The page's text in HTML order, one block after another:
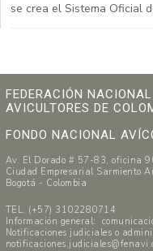
se crea el Sistema Oficial
FEDERACIÓN
AVICULTORES DE
FONDO NACIONAL
Av. El Dorado # 57-83, oficina
Ciudad Empresarial Sarmiento
Bogotá - Colombia
TEL. (+57) 3102280714
Información general:
Notificaciones judiciales o